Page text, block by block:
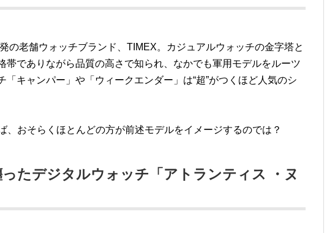
の老舗ウォッチブランド、TIMEX。カジュアルウォッチの金字塔と
帯でありながら品質の高さで知られ、なかでも軍用モデルをルーツ
「キャンパー」や「ウィークエンダー」は“超”がつくほど人気のシ
、おそらくほとんどの方が前述モデルをイメージするのでは？
ったデジタルウォッチ「アトランティス ・ヌ